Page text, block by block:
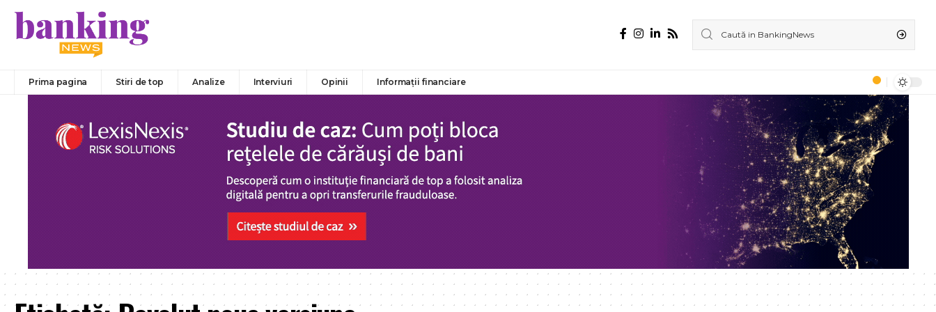
Prima pagina Stiri de top Analize Interviuri Opinii Informații financiare